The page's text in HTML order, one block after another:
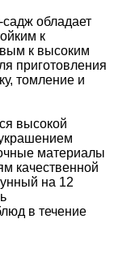
обладает
к
к высоким
приготовления
томление и
высокой
материалы
качественной
на 12
в течение